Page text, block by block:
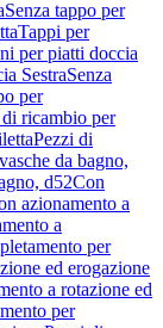
Senza tappo per
Tappi per
per piatti doccia
SestraSenza
per
ricambio per
Pezzi di
da bagno,
d52Con
azionamento a
a
per
ed erogazione
a rotazione ed
per